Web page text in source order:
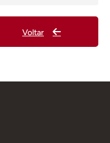
Voltar